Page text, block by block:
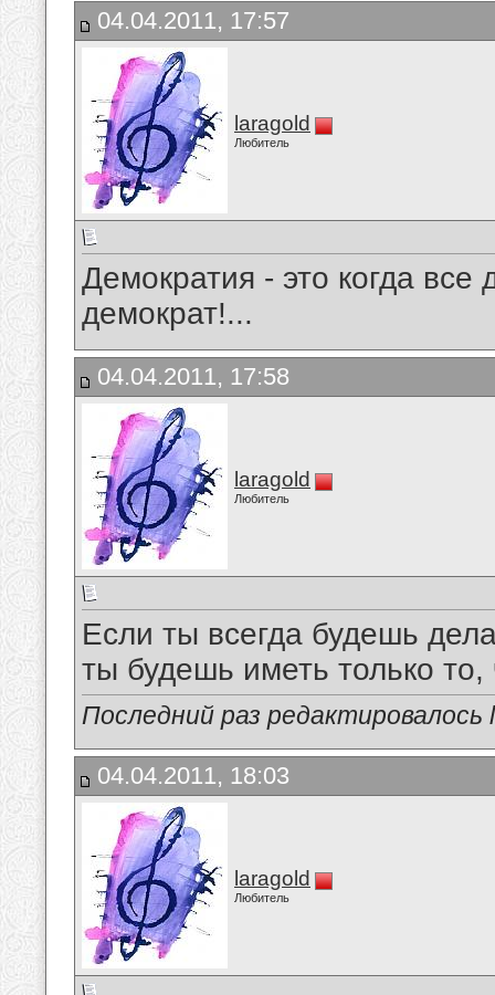
04.04.2011, 17:57
laragold
Любитель
Демократия - это когда все
демократ!...
04.04.2011, 17:58
laragold
Любитель
Если ты всегда будешь
ты будешь иметь только
Последний раз редактировалось
04.04.2011, 18:03
laragold
Любитель